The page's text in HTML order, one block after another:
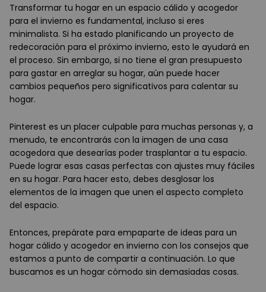
Transformar tu hogar en un espacio cálido y acogedor
para el invierno es fundamental, incluso si eres
minimalista. Si ha estado planificando un proyecto de
redecoración para el próximo invierno, esto le ayudará en
el proceso. Sin embargo, si no tiene el gran presupuesto
para gastar en arreglar su hogar, aún puede hacer
cambios pequeños pero significativos para calentar su
hogar.
Pinterest es un placer culpable para muchas personas y, a
menudo, te encontrarás con la imagen de una casa
acogedora que desearías poder trasplantar a tu espacio.
Puede lograr esas casas perfectas con ajustes muy fáciles
en su hogar. Para hacer esto, debes desglosar los
elementos de la imagen que unen el aspecto completo
del espacio.
Entonces, prepárate para empaparte de ideas para un
hogar cálido y acogedor en invierno con los consejos que
estamos a punto de compartir a continuación. Lo que
buscamos es un hogar cómodo sin demasiadas cosas.